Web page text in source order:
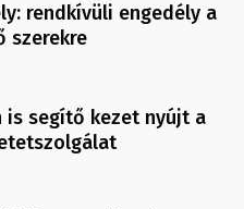
rendkívüli engedély a
szerekre
is segítő kezet nyújt a